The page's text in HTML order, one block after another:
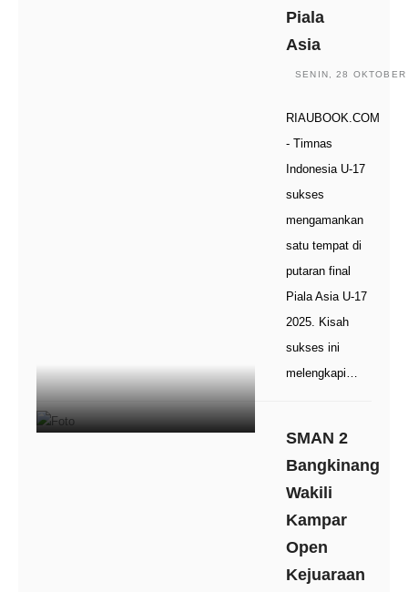
Piala
Asia
SENIN, 28
RIAUBOOK.COM
- Timnas
Indonesia U-17
sukses
mengamankan
satu tempat di
putaran final
Piala Asia U-17
2025. Kisah
sukses ini
melengkapi…
SMAN 2
Bangkinang
Wakili
Kampar
Open
Kejuaraan